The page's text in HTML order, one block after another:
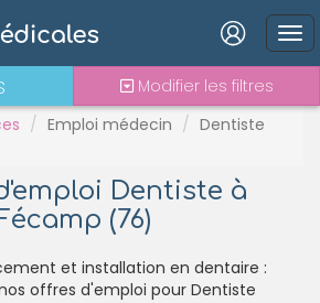
Connexion
Mot de passe oublié ?
Connexion
Emploi médecin
Dentiste
Modifier les filtres
Dentiste à
(76)
et installation en dentaire :
offres d'emploi pour Dentiste